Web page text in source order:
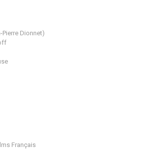
Dionnet)
Français